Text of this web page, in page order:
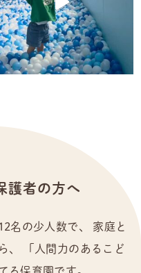
護者の方へ
名の少人数で、
家庭と
、
「人間力のあるこど